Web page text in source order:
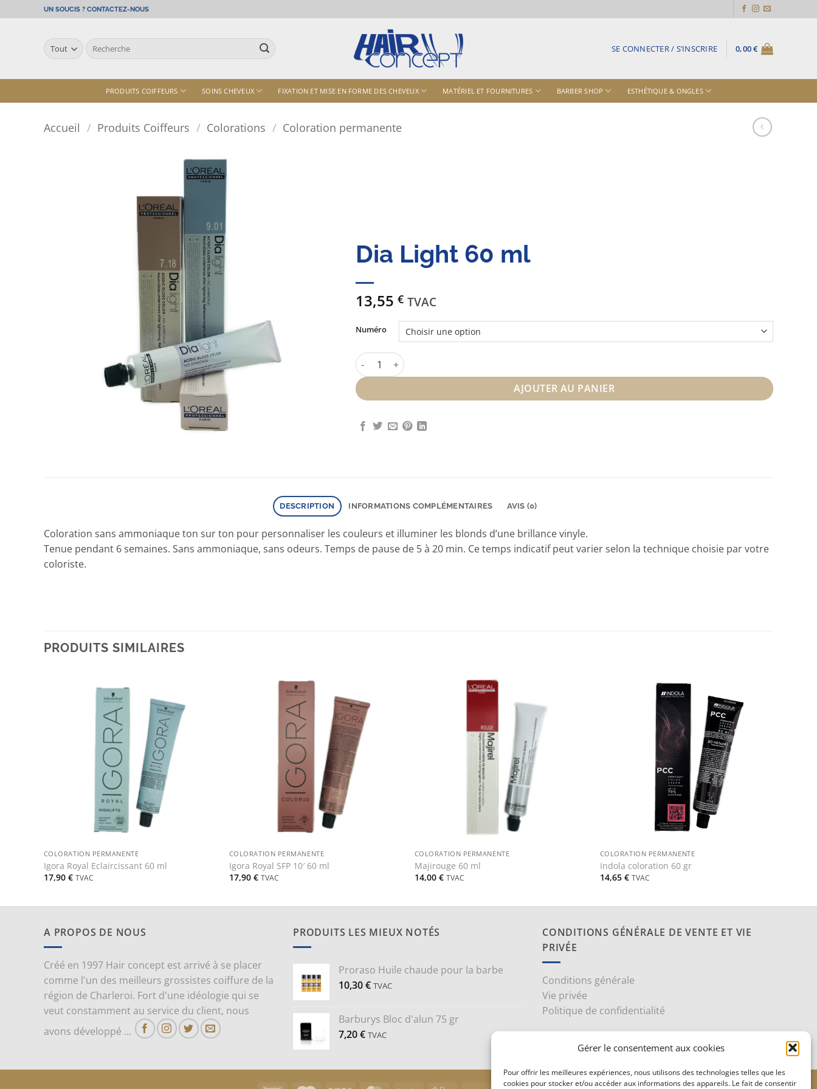
Gérer le consentement aux cookies
Pour offrir les meilleures expériences, nous utilisons des technologies telles que les
cookies pour stocker et/ou accéder aux informations des appareils. Le fait de consentir
au
UN SOUCIS ? CONTACTEZ-NOUS
Recherche
pour :
SE CONNECTER / S’INSCRIRE 0,00€
PRODUITS COIFFEURS SOINS CHEVEUX FIXATION ET MISE EN FORME DES CHEVEUX MATÉRIEL ET FOURNITURES BARBER SHOP ESTHÉTIQUE & ONGLES
Accueil / Produits Coiffeurs / Colorations / Coloration permanente
Dia Light 60 ml
13,55 € TVAC
Numéro
quantité de Dia Light 60 ml
AJOUTER AU PANIER
DESCRIPTION INFORMATIONS COMPLÉMENTAIRES AVIS (0)
Coloration sans ammoniaque ton sur ton pour personnaliser les couleurs et illuminer les blonds d’une brillance vinyle.
Tenue pendant 6 semaines. Sans ammoniaque, sans odeurs. Temps de pause de 5 à 20 min. Ce temps indicatif peut varier selon la technique choisie par votre
coloriste.
PRODUITS SIMILAIRES
COLORATION PERMANENTE
Igora Royal Eclaircissant 60 ml
17,90 € TVAC
COLORATION PERMANENTE
Igora Royal SFP 10′ 60 ml
17,90 € TVAC
COLORATION PERMANENTE
Majirouge 60 ml
14,00 € TVAC
COLORATION PERMANENTE
Indola coloration 60 gr
14,65 € TVAC
A PROPOS DE NOUS
Créé en 1997 Hair concept est arrivé à se placer
comme l'un des meilleurs grossistes coiffure de la
région de Charleroi. Fort d'une idéologie qui se
veut constamment au service du client, nous
avons développé ...
PRODUITS LES MIEUX NOTÉS
Proraso Huile chaude pour la barbe
10,30€ TVAC
Barburys Bloc d'alun 75 gr
7,20€ TVAC
CONDITIONS GÉNÉRALE DE VENTE ET VIE
PRIVÉE
Conditions générale
Vie privée
Politique de confidentialité